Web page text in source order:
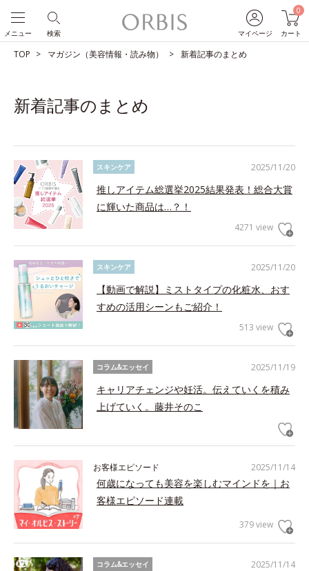
マイページ
0
カート
検索
メニュー
TOP マガジン（美容情報・読み物） 新着記事のまとめ
新着記事のまとめ
2025/11/20
スキンケア
推しアイテム総選挙2025結果発表！総合大賞
に輝いた商品は…？！
4271 view
2025/11/20
スキンケア
【動画で解説】ミストタイプの化粧水、おす
すめの活用シーンもご紹介！
513 view
2025/11/19
コラム&エッセイ
キャリアチェンジや妊活。伝えていくを積み
上げていく。藤井そのこ
2025/11/14
お客様エピソード
何歳になっても美容を楽しむマインドを｜お
客様エピソード連載
379 view
2025/11/14
コラム&エッセイ